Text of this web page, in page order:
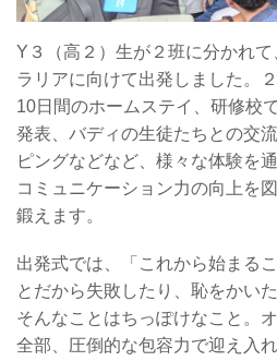
Y ３（高２）生が２班に分かれ
ラリアに向けて出発しました。
10日間のホームステイ、研修校
発表、バディの生徒たちとの交
ピングなどなど、様々な体験を
コミュニケーション力の向上を
鍛えます。
出発式では、「これから始まる
とだから失敗したり、恥をかい
そんなことはちっぽけなこと。
全部、圧倒的な包容力で迎え入